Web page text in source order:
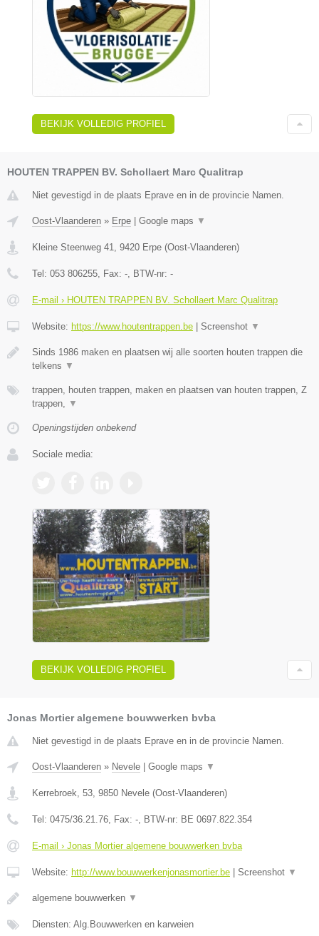
BEKIJK VOLLEDIG PROFIEL
HOUTEN TRAPPEN BV. Schollaert Marc Qualitrap
Niet gevestigd in de plaats Eprave en in de provincie Namen.
Oost-Vlaanderen » Erpe Google maps ▼
Kleine Steenweg 41, 9420 Erpe (Oost-Vlaanderen)
Tel: 053 806255, Fax: -, BTW-nr: -
E-mail › HOUTEN TRAPPEN BV. Schollaert Marc Qualitrap
Website: https://www.houtentrappen.be Screenshot ▼
Sinds 1986 maken en plaatsen wij alle soorten houten trappen die
telkens ▼
trappen, houten trappen, maken en plaatsen van houten trappen, Z
trappen, ▼
Openingstijden onbekend
Sociale media:
BEKIJK VOLLEDIG PROFIEL
Jonas Mortier algemene bouwwerken bvba
Niet gevestigd in de plaats Eprave en in de provincie Namen.
Oost-Vlaanderen » Nevele | Google maps ▼
Kerrebroek, 53 9850 Nevele (Oost-Vlaanderen)
Tel: 0475/36.21.76 , Fax: - , BTW-nr: BE 0697.822.354
E-mail › Jonas Mortier algemene bouwwerken bvba
Website: http://www.bouwwerkenjonasmortier.be | Screenshot ▼
algemene bouwwerken ▼
Diensten: Alg.Bouwwerken en karweien